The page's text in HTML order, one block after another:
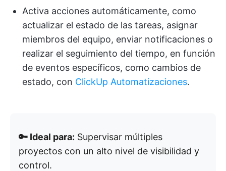
Activa acciones automáticamente, como
actualizar el estado de las tareas, asignar
miembros del equipo, enviar notificaciones o
realizar el seguimiento del tiempo, en función
de eventos específicos, como cambios de
estado, con ClickUp Automatizaciones.
🔑 Ideal para: Supervisar múltiples
proyectos con un alto nivel de visibilidad y
control.